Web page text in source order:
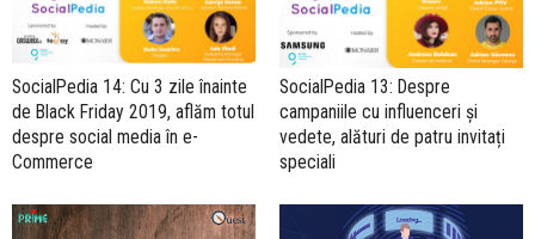
SocialPedia 14: Cu 3 zile înainte
de Black Friday 2019, aflăm totul
despre social media în e-
Commerce
SocialPedia 13: Despre
campaniile cu influenceri și
vedete, alături de patru invitați
speciali